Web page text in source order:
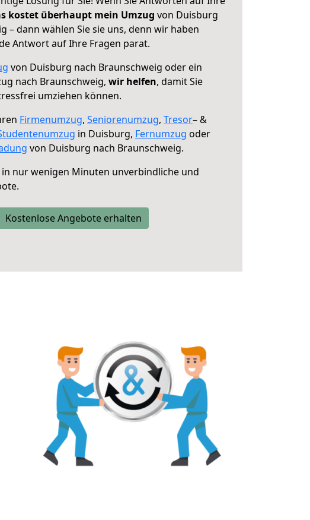
kostet überhaupt mein Umzug von Duisburg
– dann wählen Sie sie uns, denn wir haben
Antwort auf Ihre Fragen parat.
von Duisburg nach Braunschweig oder ein
nach Braunschweig, wir helfen, damit Sie
umziehen können.
Firmenumzug, Seniorenumzug, Tresor– &
in Duisburg, Fernumzug oder
von Duisburg nach Braunschweig.
in nur wenigen Minuten unverbindliche und
Kostenlose Angebote erhalten